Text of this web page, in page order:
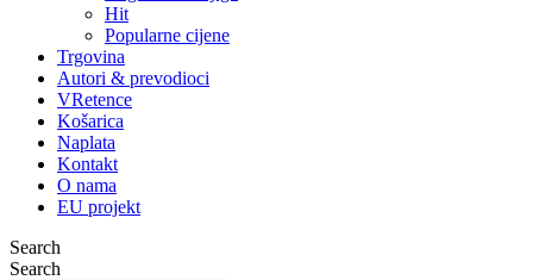
Hit
Popularne cijene
Trgovina
Autori & prevodioci
VRetence
Košarica
Naplata
Kontakt
O nama
EU projekt
Search
Search